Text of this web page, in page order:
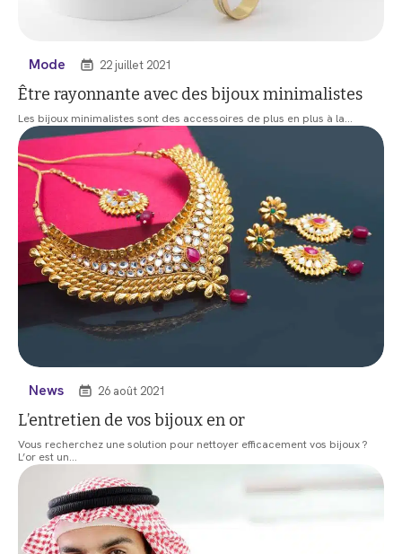
Mode 22 juillet 2021
Être rayonnante avec des bijoux minimalistes
Les bijoux minimalistes sont des accessoires de plus en plus à la…
News 26 août 2021
L’entretien de vos bijoux en or
Vous recherchez une solution pour nettoyer efficacement vos bijoux ?
L’or est un…